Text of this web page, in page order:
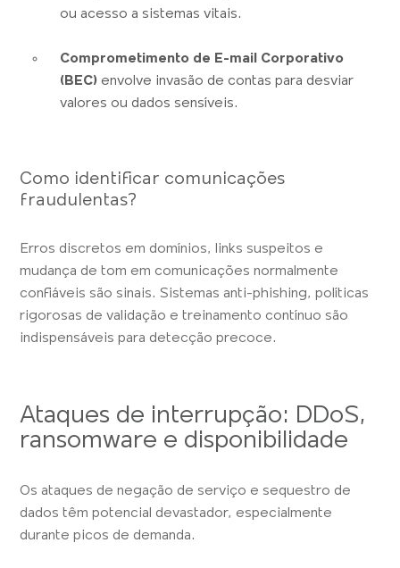
ou acesso a sistemas vitais.
Comprometimento de E-mail Corporativo
(BEC) envolve invasão de contas para desviar
valores ou dados sensíveis.
Como identificar comunicações
fraudulentas?
Erros discretos em domínios, links suspeitos e
mudança de tom em comunicações normalmente
confiáveis são sinais. Sistemas anti-phishing, políticas
rigorosas de validação e treinamento contínuo são
indispensáveis para detecção precoce.
Ataques de interrupção: DDoS,
ransomware e disponibilidade
Os ataques de negação de serviço e sequestro de
dados têm potencial devastador, especialmente
durante picos de demanda.